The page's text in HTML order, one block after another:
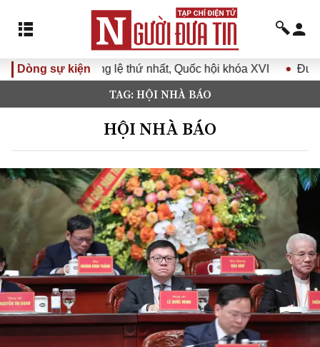
Dòng sự kiện
lệ thứ nhất, Quốc hội khóa XVI Đưa Nghị quyết Đại
TAG: HỘI NHÀ BÁO
HỘI NHÀ BÁO